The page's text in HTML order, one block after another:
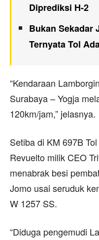
Diprediksi H-2
Bukan Sekadar
Ternyata Tol
“Kendaraan
Surabaya – Yogja
120km/jam,” jelasnya.
Setiba di KM 697B
Revuelto milik CEO
menabrak besi
Jomo usai seruduk
W 1257 SS.
“Diduga pengemudi